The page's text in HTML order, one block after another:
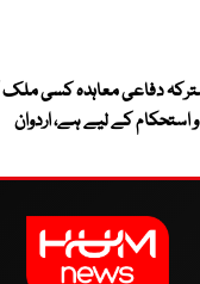
دفاعی معاہدہ کسی
استحکام کے لیے ہے، اردوان